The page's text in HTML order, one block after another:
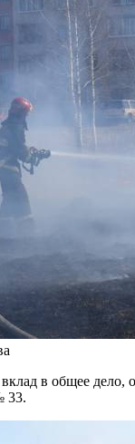
в общее
33.